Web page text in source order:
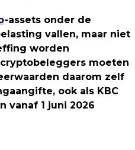
-assets onder de
vallen, maar niet
worden
moeten
daarom zelf
ook als KBC
vanaf 1 juni 2026